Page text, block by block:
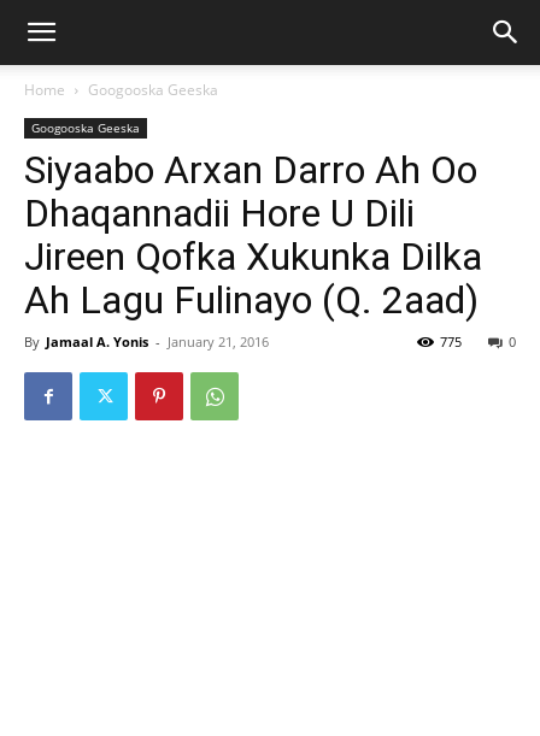
Home Googooska Geeska
Googooska Geeska
Siyaabo Arxan Darro Ah Oo
Dhaqannadii Hore U Dili
Jireen Qofka Xukunka Dilka
Ah Lagu Fulinayo (Q. 2aad)
By Jamaal A. Yonis - January 21, 2016 0
775